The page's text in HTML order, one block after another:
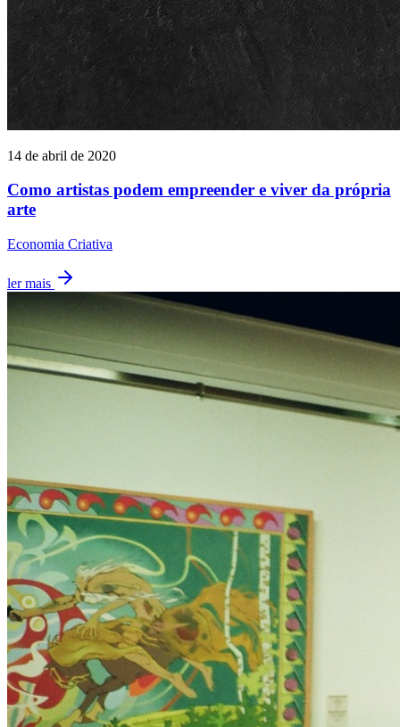
14 de abril de 2020
Como artistas podem empreender e viver da própria
arte
Economia Criativa
ler mais